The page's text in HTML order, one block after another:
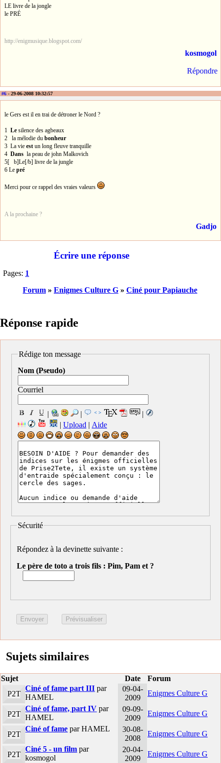
LE livre de la jongle
le PRÉ
http://enigmusique.blogspot.com/
kosmogol
Répondre
#6 - 29-06-2008 10:32:57
le Gers est il en trai de détroner le Nord ?
1 Le silence des agbeaux
2 la mélodie du bonheur
3 La vie est un long fleuve tranquille
4 Dans la peau de john Malkovich
5[ b]Le[/b] livre de la jungle
6 Le pré
Merci pour ce rappel des vraies valeurs
A la prochaine ?
Gadjo
Écrire une réponse
Pages: 1
Forum » Enigmes Culture G » Ciné pour Papiauche
Réponse rapide
Rédige ton message
Nom (Pseudo)
Courriel
| |
|
| Upload | Aide
Sécurité
Répondez à la devinette suivante :
Le père de toto a trois fils : Pim, Pam et ?
Sujets similaires
Sujet Date
Forum
P2T
Ciné of fame part III par
HAMEL
09-04-
2009
Enigmes Culture G
P2T
Ciné of fame, part IV par
HAMEL
09-09-
2009
Enigmes Culture G
P2T
Ciné of fame par HAMEL
30-08-
2008
Enigmes Culture G
P2T
Ciné 5 - un film par
kosmogol
20-04-
2009
Enigmes Culture G